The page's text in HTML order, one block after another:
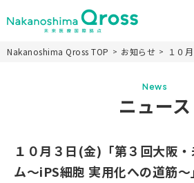
Nakanoshima Qrossについて
未来医療推進機構
事業紹介
ニュース
Nakanoshima Qross TOP お知らせ １０
News
ニュース
１０月３日(金)「第３回大阪
ム～iPS細胞 実用化への道筋～